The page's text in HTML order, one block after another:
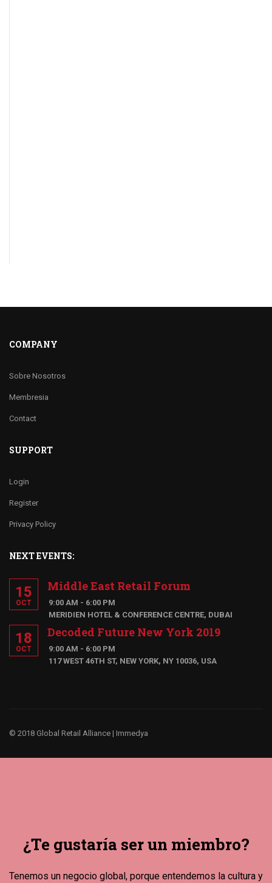
COMPANY
Sobre Nosotros
Membresia
Contact
SUPPORT
Login
Register
Privacy Policy
NEXT EVENTS:
15
OCT
Middle East Retail Forum
9:00 AM - 6:00 PM
MERIDIEN HOTEL & CONFERENCE CENTRE, DUBAI
18
OCT
Decoded Future New York 2019
9:00 AM - 6:00 PM
117 WEST 46TH ST, NEW YORK, NY 10036, USA
© 2018 Global Retail Alliance | Immedya
¿Te gustaría ser un miembro?
Tenemos un negocio global, porque entendemos la cultura y